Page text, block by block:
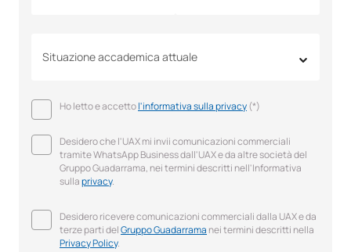
Situazione accademica attuale
Ho letto e accettol'informativa sulla privacy(*)
Desidero che l'UAX mi invii comunicazioni commerciali
tramite WhatsApp Business dall'UAX e da altre società del
Gruppo Guadarrama, nei termini descritti nell'Informativa
sullaprivacy.
Desidero ricevere comunicazioni commerciali dalla UAX e da
terze parti delGruppo Guadarrama nei termini descritti nella
Privacy Policy.